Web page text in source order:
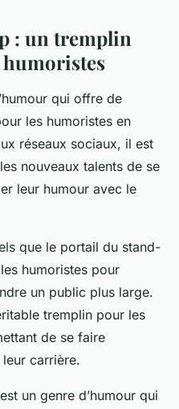
: un tremplin
qui offre de
les humoristes en
réseaux sociaux, il est
nouveaux talents de se
leur humour avec le
que le portail du stand-
humoristes pour
un public plus large.
tremplin pour les
de se faire
carrière.
un genre d’humour qui